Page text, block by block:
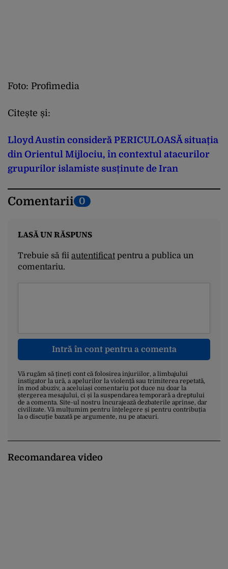
Foto: Profimedia
Citește și:
Lloyd Austin consideră PERICULOASĂ situația
din Orientul Mijlociu, în contextul atacurilor
grupurilor islamiste susținute de Iran
Comentarii 0
LASĂ UN RĂSPUNS
Trebuie să fii autentificatpentru a publica un
comentariu.
Intră în cont pentru a comenta
Vă rugăm să țineți cont că folosirea injuriilor, a limbajului
instigator la ură, a apelurilor la violență sau trimiterea repetată,
în mod abuziv, a aceluiași comentariu pot duce nu doar la
ștergerea mesajului, ci și la suspendarea temporară a dreptului
de a comenta. Site-ul nostru încurajează dezbaterile aprinse, dar
civilizate. Vă mulțumim pentru înțelegere și pentru contribuția
la o discuție bazată pe argumente, nu pe atacuri.
Recomandarea video